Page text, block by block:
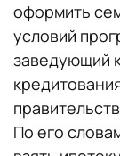
оформить
условий
заведующий
По его